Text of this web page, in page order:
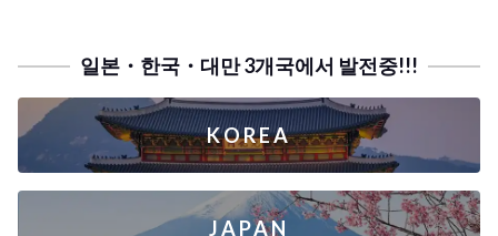
일본・한국・대만 3개국에서 발전중!!!
KOREA
JAPAN